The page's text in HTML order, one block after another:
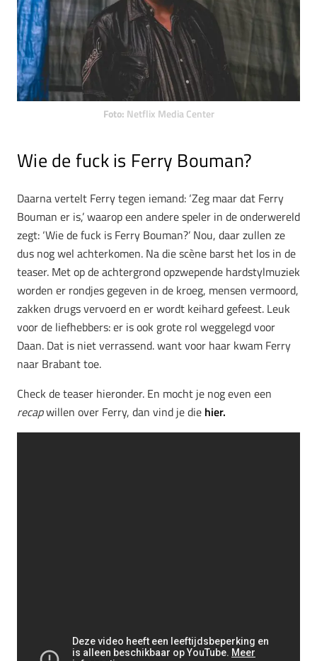
Foto: Netflix Media Center
Wie de fuck is Ferry Bouman?
Daarna vertelt Ferry tegen iemand: ‘Zeg maar dat Ferry
Bouman er is,’ waarop een andere speler in de onderwereld
zegt: ‘Wie de fuck is Ferry Bouman?’ Nou, daar zullen ze
dus nog wel achterkomen. Na die scène barst het los in de
teaser. Met op de achtergrond opzwepende hardstylmuziek
worden er rondjes gegeven in de kroeg, mensen vermoord,
zakken drugs vervoerd en er wordt keihard gefeest. Leuk
voor de liefhebbers: er is ook grote rol weggelegd voor
Daan. Dat is niet verrassend. want voor haar kwam Ferry
naar Brabant toe.
Check de teaser hieronder. En mocht je nog even een
recapwillen over Ferry, dan vind je die hier.